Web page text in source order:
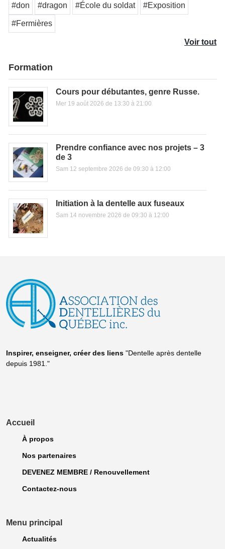
#don #dragon #École du soldat #Exposition
#Fermières
Voir tout
Formation
Cours pour débutantes, genre Russe.
Mer 19 août 2026 de 13:30 à 21:00
Prendre confiance avec nos projets – 3
de 3
Sam 12 septembre 2026 de 09:30 à 12:00
Initiation à la dentelle aux fuseaux
Sam 14 novembre 2026 de 09:30 à 12:00
Inspirer, enseigner, créer des liens "Dentelle après dentelle
depuis 1981."
Accueil
À propos
Nos partenaires
DEVENEZ MEMBRE / Renouvellement
Contactez-nous
Menu principal
Actualités